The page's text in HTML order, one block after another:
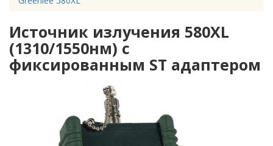
Источник излучения 580XL
(1310/1550нм) c
фиксированным ST адаптером